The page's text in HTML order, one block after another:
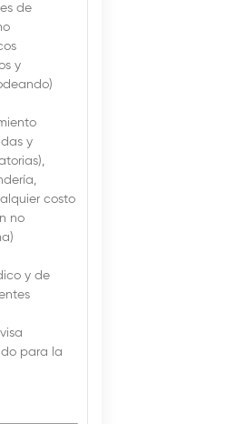
de
y
y
costo
no
y de
para la